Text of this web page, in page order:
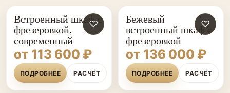
♡
Встроенный шкаф с
фрезеровкой,
современный
от 113 600 ₽
ПОДРОБНЕЕ РАСЧЁТ
♡
Бежевый
встроенный шкаф с
фрезеровкой
от 136 000 ₽
ПОДРОБНЕЕ РАСЧЁТ